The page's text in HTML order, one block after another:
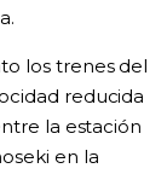
los trenes del
reducida
la estación
en la